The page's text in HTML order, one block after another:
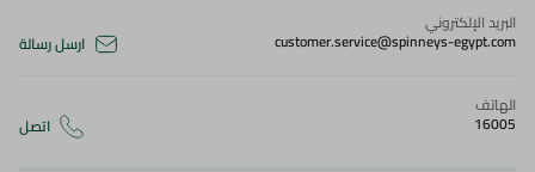
البريد الإلكتروني
customer.service@spinneys-egypt.com ارسل رسالة
الهاتف
16005 اتصل